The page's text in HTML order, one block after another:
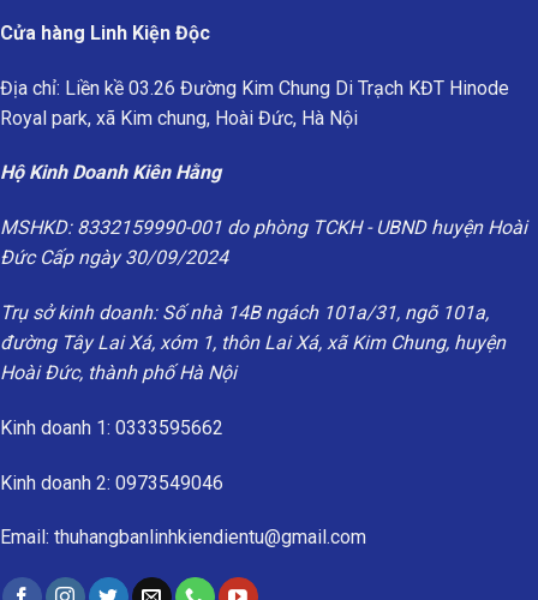
Cửa hàng Linh Kiện Độc
Địa chỉ: Liền kề 03.26 Đường Kim Chung Di Trạch KĐT Hinode
Royal park, xã Kim chung, Hoài Đức, Hà Nội
Hộ Kinh Doanh Kiên Hằng
MSHKD: 8332159990-001 do phòng TCKH - UBND huyện Hoài
Đức Cấp ngày 30/09/2024
Trụ sở kinh doanh: Số nhà 14B ngách 101a/31, ngõ 101a,
đường Tây Lai Xá, xóm 1, thôn Lai Xá, xã Kim Chung, huyện
Hoài Đức, thành phố Hà Nội
Kinh doanh 1: 0333595662
Kinh doanh 2: 0973549046
Email: thuhangbanlinhkiendientu@gmail.com